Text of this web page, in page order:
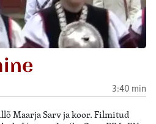
3:40 min
Maarja Sarv ja koor. Filmitud